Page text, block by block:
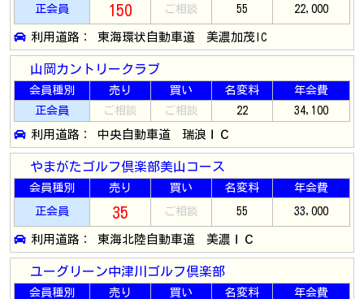
正会員 150 ご相談 55 22,000
利用道路： 東海環状自動車道 美濃加茂IC
山岡カントリークラブ
会員種別 売り 買い 名変料
年会費
正会員
ご相談 ご相談 22 34,100
利用道路： 中央自動車道 瑞浪ＩＣ
やまがたゴルフ倶楽部美山コース
会員種別 売り 買い 名変料 年会費
正会員 35 ご相談 55 33,000
利用道路： 東海北陸自動車道 美濃ＩＣ
ユーグリーン中津川ゴルフ倶楽部
会員種別 売り 買い 名変料 年会費